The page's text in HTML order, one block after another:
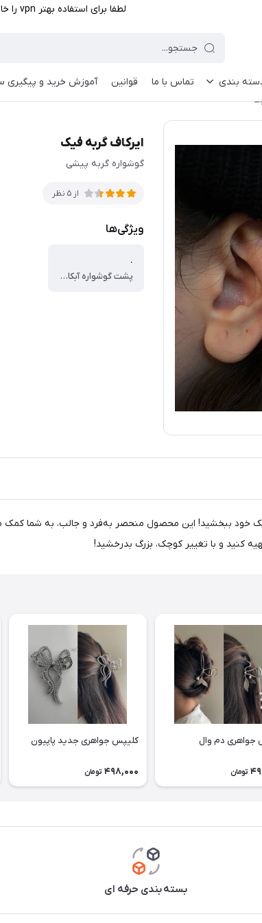
لطفا برای استفاده بهتر vpn را خاموش کنید
بندی تماس با ما قوانین آموزش خرید و پیگیری
ایرکاف گربه فیک
گوشواره گربه پیشی
از 5 نظر
ویژگی‌ها
.
پشت گوشواره آبکاری نقره و ضد حساسیت می باشد
ببخشید! این محصول منحصر به‌فرد و جالب، به شما کمک
کنید و با تغییر کوچک، بزرگ بدرخشید!
جواهری دم وال
تومان
کلیپس جواهری جدید پاپیون
498,000 تومان
بسته بندی حرفه ای